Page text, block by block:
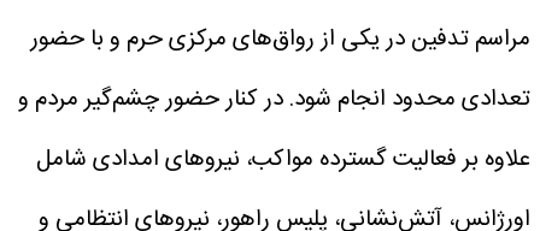
مراسم تدفین در یکی از رواق‌های مرکزی حرم و با حضور
تعدادی محدود انجام شود.در کنار حضور چشم‌گیر مردم و
علاوه بر فعالیت گسترده مواکب، نیروهای امدادی شامل
اورژانس، آتش‌نشانی، پلیس راهور، نیروهای انتظامی و